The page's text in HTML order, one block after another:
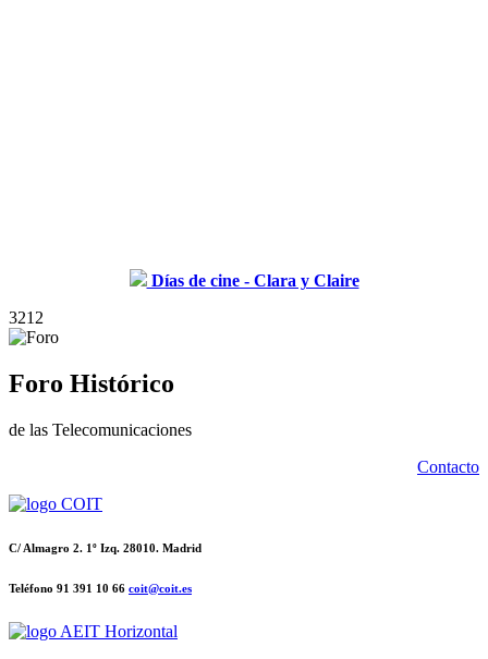
Días de cine - Clara y Claire
3212
Foro Histórico
de las Telecomunicaciones
Contacto
C/ Almagro 2. 1º Izq. 28010. Madrid
Teléfono 91 391 10 66 coit@coit.es